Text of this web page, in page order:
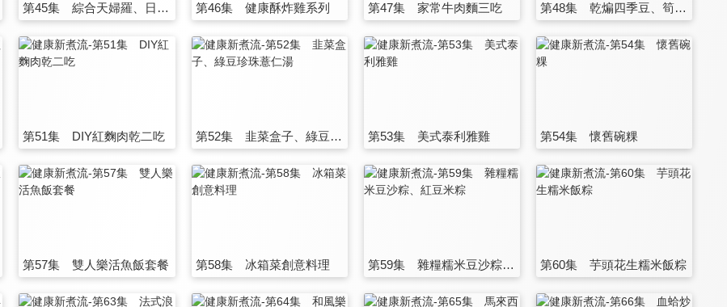
第45集 綜合天婦羅、日式涼麵 第46集 健康酥炸雞系列 第47集 家常牛肉麵三吃 第48集 乾煸四季豆、筍菇扒雞翅
第51集 DIY紅麴肉乾二吃 第52集 韭菜盒子、綠豆珍珠薏仁湯 第53集 美式泰利雅雞 第54集 懷舊碗粿
第57集 雙人樂活魚飯套餐 第58集 冰箱菜創意料理 第59集 雜糧糯米豆沙粽、紅豆米粽 第60集 芋頭花生糯米飯粽